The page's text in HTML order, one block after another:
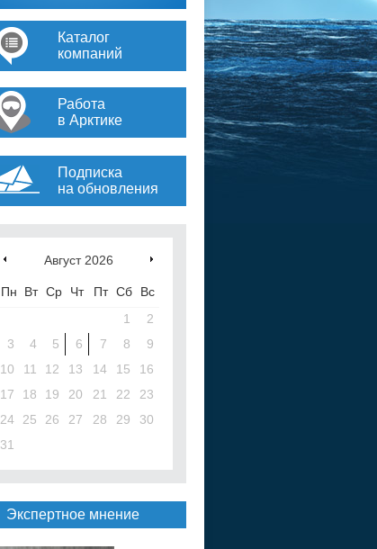
Каталог
компаний
Работа
в Арктике
Подписка
на обновления
Август 2026
Пн Вт Ср Чт Пт Сб
Вс
1
2
3
4 5 6 7 8
9
10
11 12 13 14 15
16
17
18 19 20 21 22
23
24
25 26 27 28 29
30
31
Экспертное мнение